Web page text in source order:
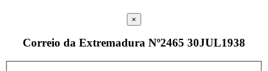
×
Correio da Extremadura Nº2465 30JUL1938